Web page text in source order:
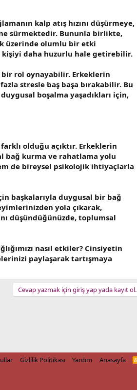
kalp atış hızını düşürmeye,
sürmektedir. Bununla birlikte,
üzerinde olumlu bir etki
kişiyi daha huzurlu hale getirebilir.
rol oynayabilir. Erkeklerin
stresle baş başa bırakabilir. Bu
boşalma yaşadıkları için,
olduğu açıktır. Erkeklerin
bağ kurma ve rahatlama yolu
de bireysel psikolojik ihtiyaçlarla
başkalarıyla duygusal bir bağ
yola çıkarak,
düşündüğünüzde, toplumsal
nasıl etkiler? Cinsiyetin
paylaşarak tartışmaya
Cevap yazmak için giriş yap yada kayıt ol.
Gizlilik Politikası Yardım Anasayfa